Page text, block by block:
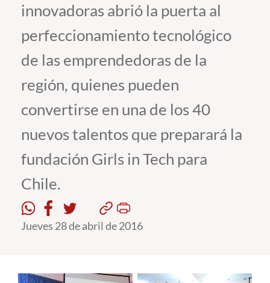
Pregrado
Postgrado
Formación Continua
Estudiantes
Académicos
Funcionarios
Alumni
English
innovadoras abrió la puerta al
perfeccionamiento tecnológico
de las emprendedoras de la
región, quienes pueden
convertirse en una de los 40
nuevos talentos que preparará la
fundación Girls in Tech para
Chile.
Jueves 28 de abril de 2016